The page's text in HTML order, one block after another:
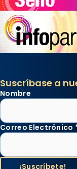
Suscríbase a
Nombre
Correo Electrónico